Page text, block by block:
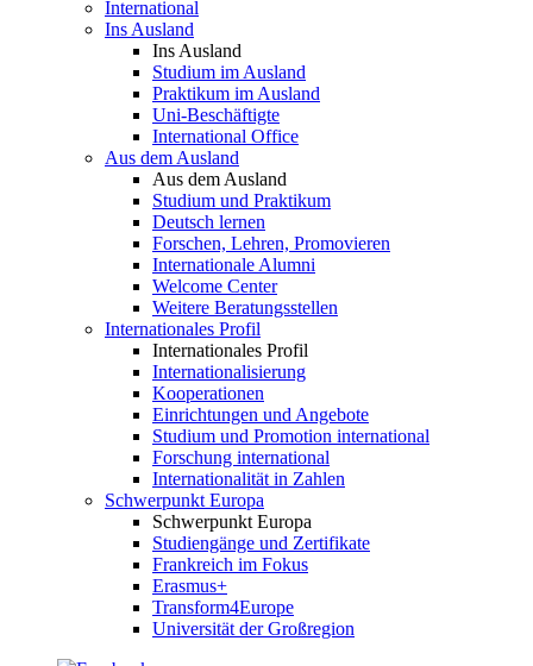
International
Ins Ausland
Ins Ausland
Studium im Ausland
Praktikum im Ausland
Uni-Beschäftigte
International Office
Aus dem Ausland
Aus dem Ausland
Studium und Praktikum
Deutsch lernen
Forschen, Lehren, Promovieren
Internationale Alumni
Welcome Center
Weitere Beratungsstellen
Internationales Profil
Internationales Profil
Internationalisierung
Kooperationen
Einrichtungen und Angebote
Studium und Promotion international
Forschung international
Internationalität in Zahlen
Schwerpunkt Europa
Schwerpunkt Europa
Studiengänge und Zertifikate
Frankreich im Fokus
Erasmus+
Transform4Europe
Universität der Großregion